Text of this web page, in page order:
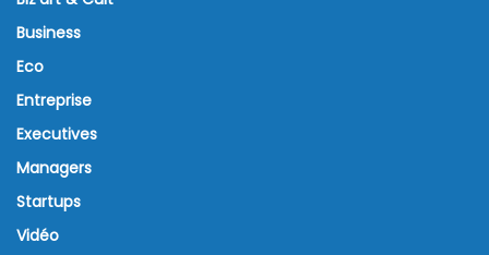
Business
Eco
Entreprise
Executives
Managers
Startups
Vidéo